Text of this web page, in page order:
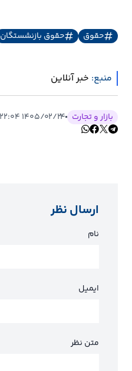
حقوق حقوق بازنشستگان
منبع: خبر آنلاین
بازار و تجارت ۱۴۰۵/۰۲/۲۴ ۲۳:۲۲:۰۴
ارسال نظر
نام
ایمیل
متن نظر